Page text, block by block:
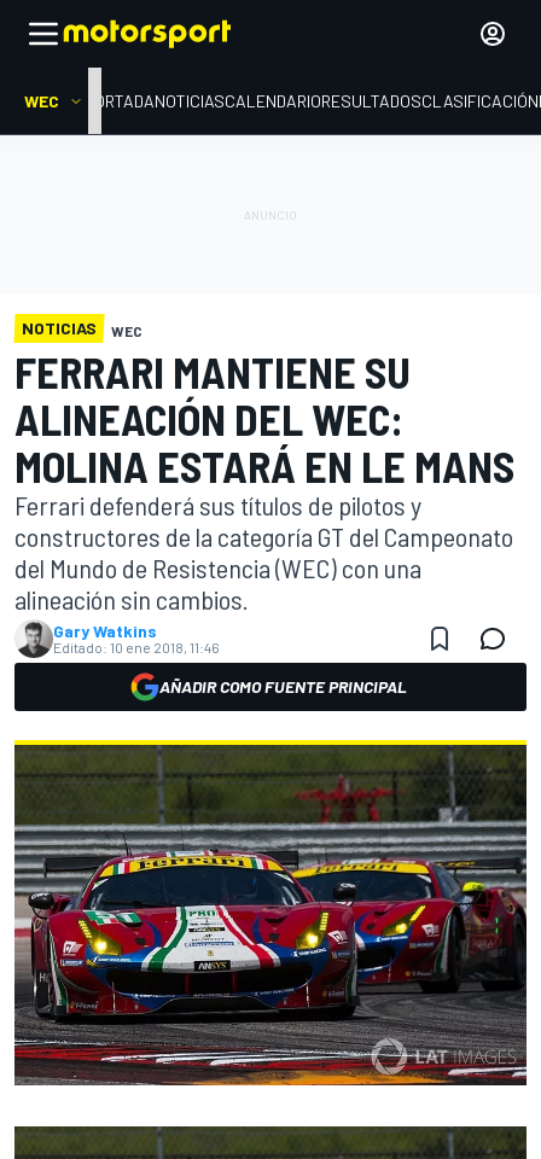
WEC PORTADANOTICIASCALENDARIORESULTADOSCLASIFICACIÓN
NOTICIAS WEC
FERRARI MANTIENE SU
ALINEACIÓN DEL WEC:
MOLINA ESTARÁ EN LE MANS
Ferrari defenderá sus títulos de pilotos y
constructores de la categoría GT del Campeonato
del Mundo de Resistencia (WEC) con una
alineación sin cambios.
Gary Watkins
Editado: 10 ene 2018, 11:46
AÑADIR COMO FUENTE PRINCIPAL